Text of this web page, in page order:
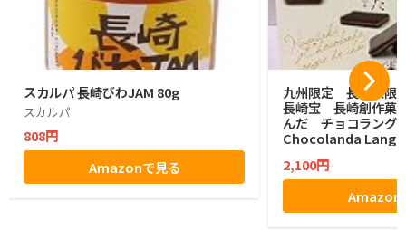
スカルパ 長崎びわJAM 80g
スカルパ
808円
Amazonで見る
九州限定 長崎県
長崎宝 長崎創作菓
んだ チョコラング
Chocolanda
2,100円
Amazon